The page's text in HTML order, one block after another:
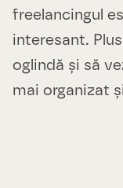
freelancingul
interesant.
oglindă și să
mai organizat